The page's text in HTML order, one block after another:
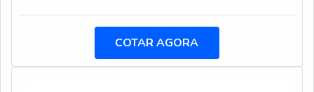
utilização Bancadas de montagem; Tornos;
utilizados para transformar força hidráulica em força
mecânica, fazendo com que os trabalhos desenvolvidos
COTAR AGORA